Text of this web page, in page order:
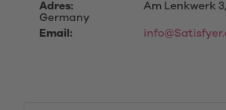
Adres:
Am Lenkwerk
Germany
Email: